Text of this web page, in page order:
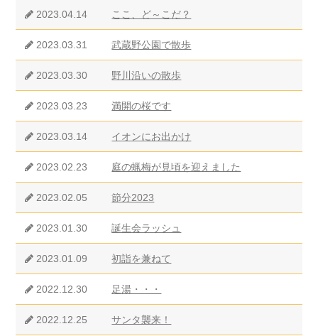
2023.04.14 ここ、ど～こだ？
2023.03.31 武蔵野公園で散歩
2023.03.30 野川沿いの散歩
2023.03.23 満開の桜です
2023.03.14 イオンにお出かけ
2023.02.23 庭の蝋梅が見頃を迎えました
2023.02.05 節分2023
2023.01.30 誕生会ラッシュ
2023.01.09 初詣を兼ねて
2022.12.30 足湯・・・
2022.12.25 サンタ襲来！